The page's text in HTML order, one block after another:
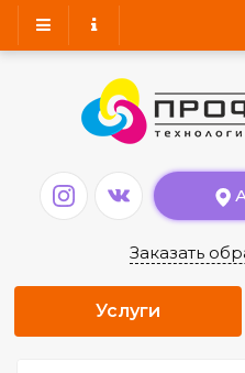
Заказать
Услуги